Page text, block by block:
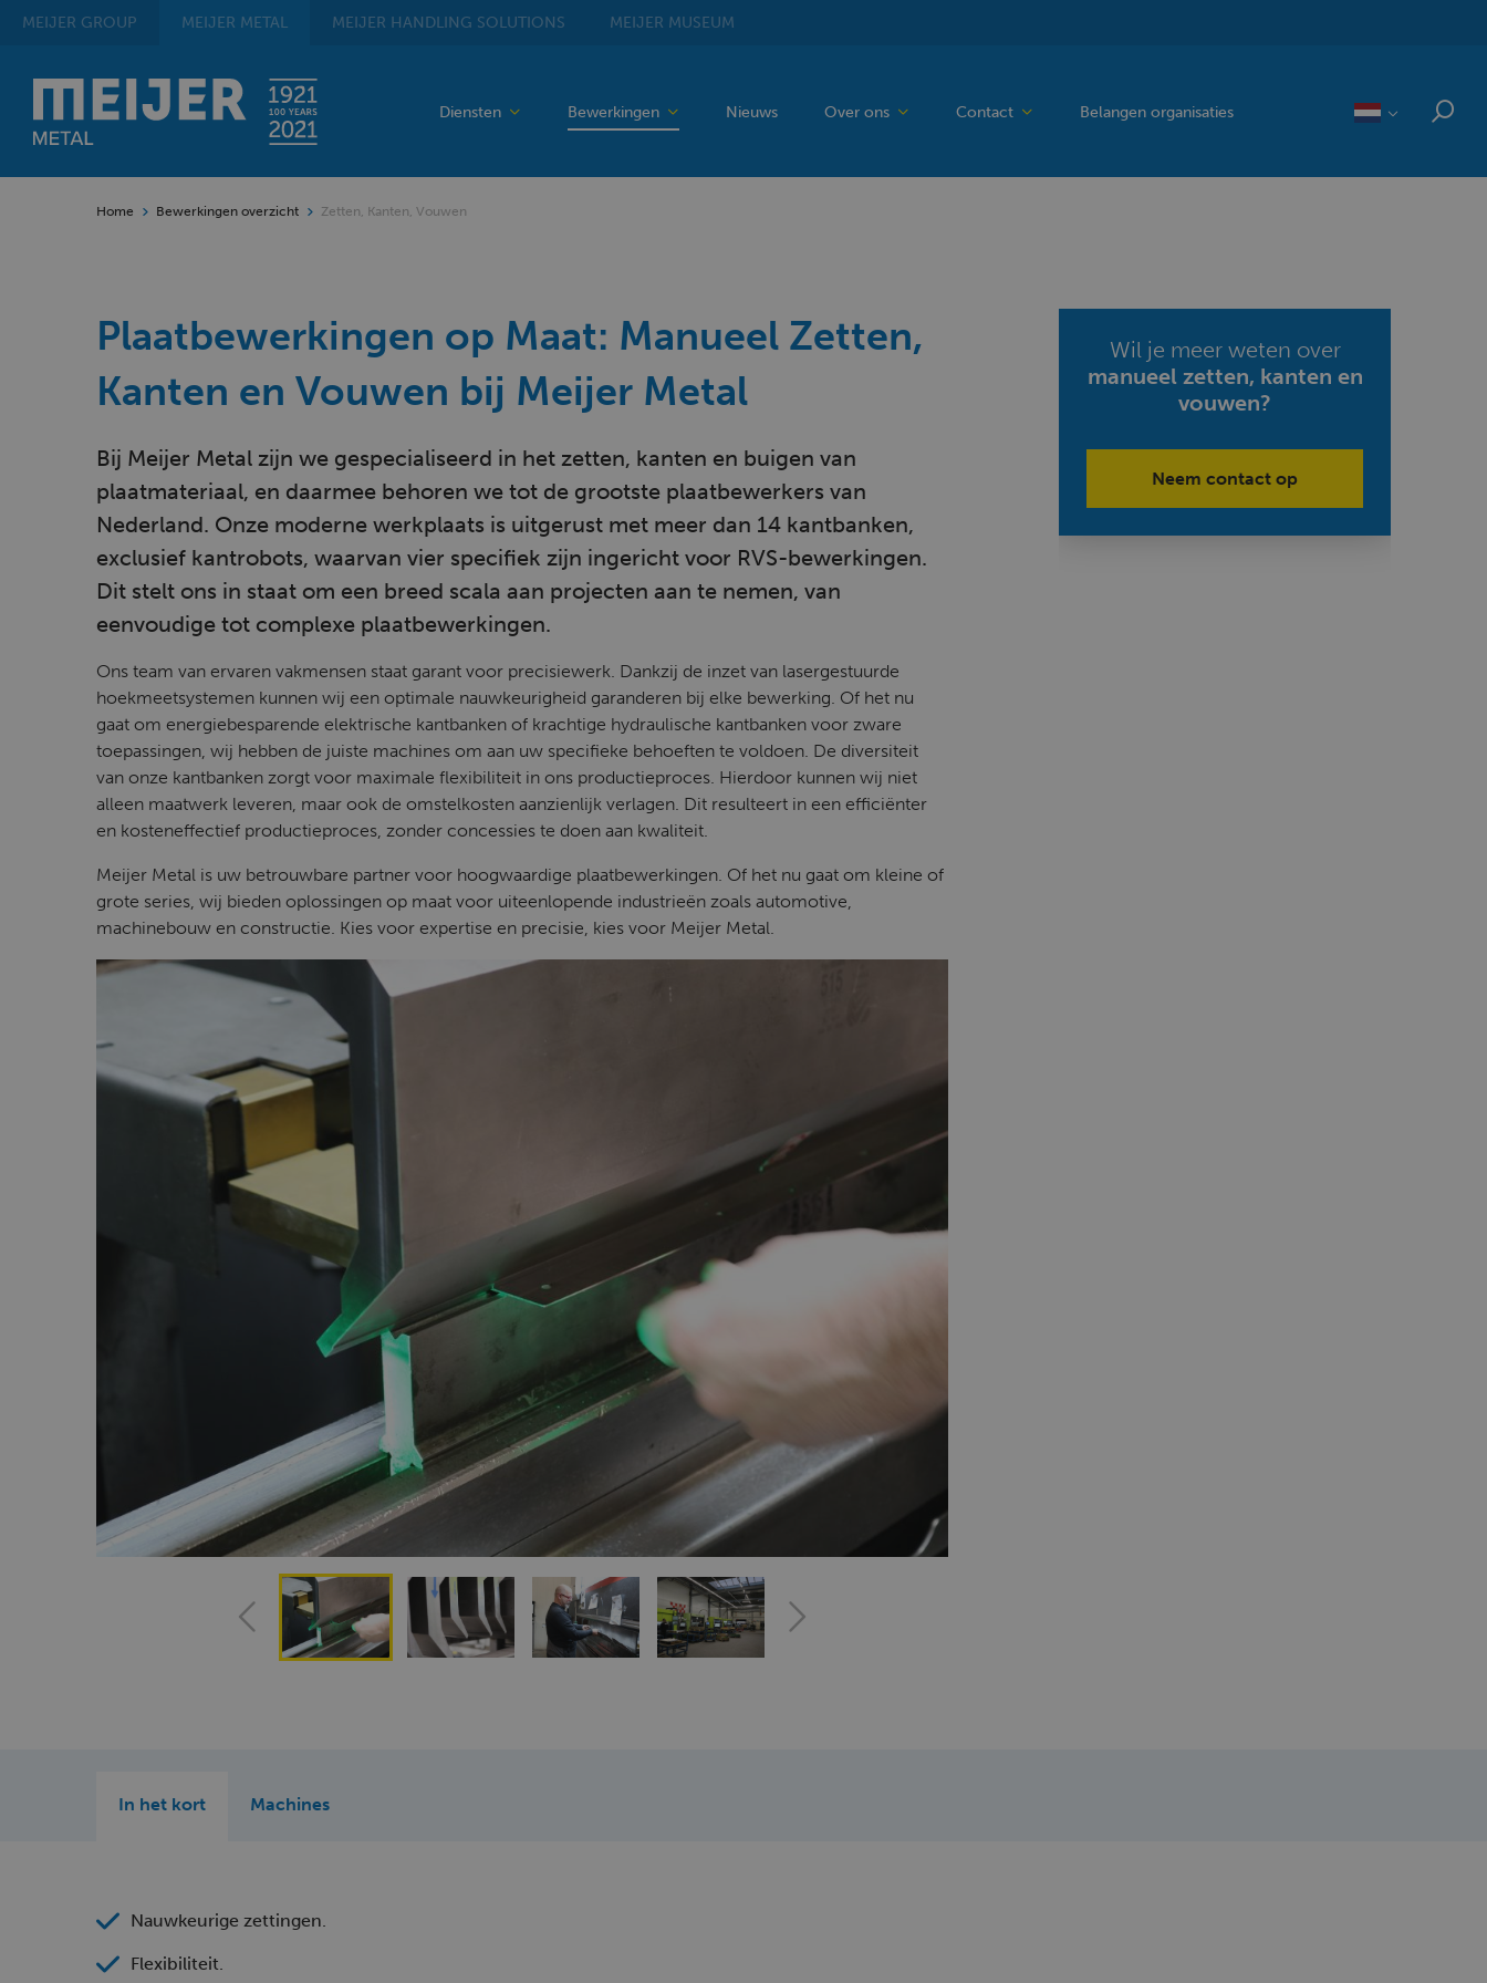
MEIJER GROUP MEIJER METAL MEIJER HANDLING SOLUTIONS MEIJER MUSEUM
Diensten Bewerkingen Nieuws Over ons Contact Belangen organisaties
Home Bewerkingen overzicht Zetten, Kanten, Vouwen
Plaatbewerkingen op Maat: Manueel Zetten,
Kanten en Vouwen bij Meijer Metal
Bij Meijer Metal zijn we gespecialiseerd in het zetten, kanten en buigen van
plaatmateriaal, en daarmee behoren we tot de grootste plaatbewerkers van
Nederland. Onze moderne werkplaats is uitgerust met meer dan 14 kantbanken,
exclusief kantrobots, waarvan vier specifiek zijn ingericht voor RVS-bewerkingen.
Dit stelt ons in staat om een breed scala aan projecten aan te nemen, van
eenvoudige tot complexe plaatbewerkingen.
Ons team van ervaren vakmensen staat garant voor precisiewerk. Dankzij de inzet van lasergestuurde
hoekmeetsystemen kunnen wij een optimale nauwkeurigheid garanderen bij elke bewerking. Of het nu
gaat om energiebesparende elektrische kantbanken of krachtige hydraulische kantbanken voor zware
toepassingen, wij hebben de juiste machines om aan uw specifieke behoeften te voldoen. De diversiteit
van onze kantbanken zorgt voor maximale flexibiliteit in ons productieproces. Hierdoor kunnen wij niet
alleen maatwerk leveren, maar ook de omstelkosten aanzienlijk verlagen. Dit resulteert in een efficiënter
en kosteneffectief productieproces, zonder concessies te doen aan kwaliteit.
Meijer Metal is uw betrouwbare partner voor hoogwaardige plaatbewerkingen. Of het nu gaat om kleine of
grote series, wij bieden oplossingen op maat voor uiteenlopende industrieën zoals automotive,
machinebouw en constructie. Kies voor expertise en precisie, kies voor Meijer Metal.
Wil je meer weten over
manueel zetten, kanten en
vouwen?
Neem contact op
In het kort Machines
Nauwkeurige zettingen.
Flexibiliteit.